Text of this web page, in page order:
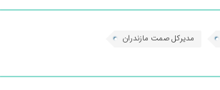
مدیرکل صمت مازندران